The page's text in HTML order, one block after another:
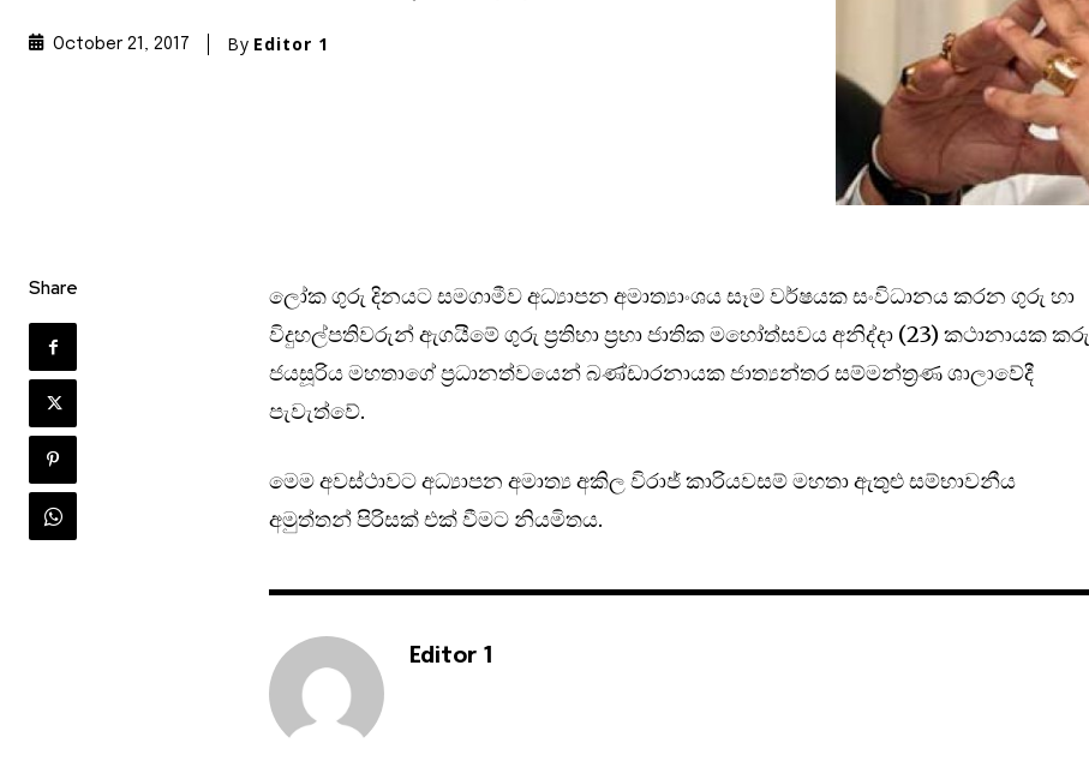
October 21, 2017 By Editor 1
Share
ලෝක ගුරු දිනයට සමගාමීව අධ්‍යාපන අමාත්‍යාංශය සෑම වර්ෂයක සංවිධානය කරන ගුරු හා
විදුහල්පතිවරුන් ඇගයීමේ ගුරු ප්‍ර‍තිභා ප්‍ර‍භා ජාතික මහෝත්සවය අනිද්දා (23) කථානායක කරු
ජයසූරිය මහතාගේ ප්‍රධානත්වයෙන් බණ්ඩාරනායක ජාත්‍යන්තර සම්මන්ත්‍රණ ශාලාවේදී
පැවැත්වේ.
මෙම අවස්ථාවට අධ්‍යාපන අමාත්‍ය අකිල විරාජ් කාරියවසම් මහතා ඇතුළු සම්භාවනීය
අමුත්තන් පිරිසක් එක් වීමට නියමිතය.
Editor 1